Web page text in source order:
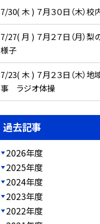
7/30( 木 ) ７月３０日（木）校
7/27( 月 ) ７月２７日（月）梨
様子
7/23( 木 ) ７月２３日（木）地
事 ラジオ体操
過去記事
2026年度
2025年度
2024年度
2023年度
2022年度